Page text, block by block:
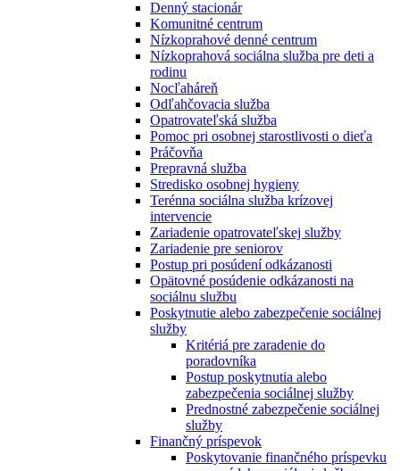
Denný stacionár
Komunitné centrum
Nízkoprahové denné centrum
Nízkoprahová sociálna služba pre deti a
rodinu
Nocľaháreň
Odľahčovacia služba
Opatrovateľská služba
Pomoc pri osobnej starostlivosti o dieťa
Práčovňa
Prepravná služba
Stredisko osobnej hygieny
Terénna sociálna služba krízovej
intervencie
Zariadenie opatrovateľskej služby
Zariadenie pre seniorov
Postup pri posúdení odkázanosti
Opätovné posúdenie odkázanosti na
sociálnu službu
Poskytnutie alebo zabezpečenie sociálnej
služby
Kritériá pre zaradenie do
poradovníka
Postup poskytnutia alebo
zabezpečenia sociálnej služby
Prednostné zabezpečenie sociálnej
služby
Finančný príspevok
Poskytovanie finančného príspevku